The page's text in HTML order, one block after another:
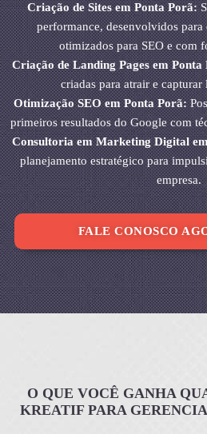
Criação de Sites em Ponta Porã:
performance, desenvolvidos
otimizados para SEO e com
Criação de Landing Pages em Ponta
criadas para atrair e
Otimização SEO em Ponta Porã:
primeiros resultados do Google com
Consultoria em Marketing Digital
planejamento estratégico para
empresa.
FALE CONOSCO
O QUE VOCÊ GANHA
KREATIF PARA